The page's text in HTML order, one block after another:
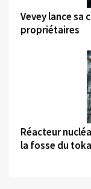
Vevey lance sa
propriétaires
Réacteur
la fosse du